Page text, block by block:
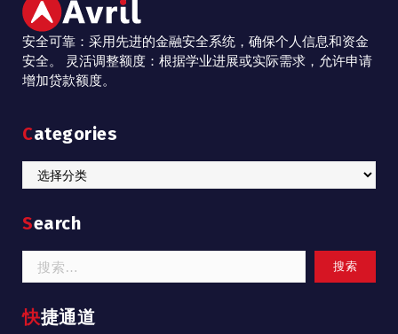
安全可靠：采用先进的金融安全系统，确保个人信息和资金
安全。 灵活调整额度：根据学业进展或实际需求，允许申请
增加贷款额度。
Categories
Categories
Search
索：
快捷通道